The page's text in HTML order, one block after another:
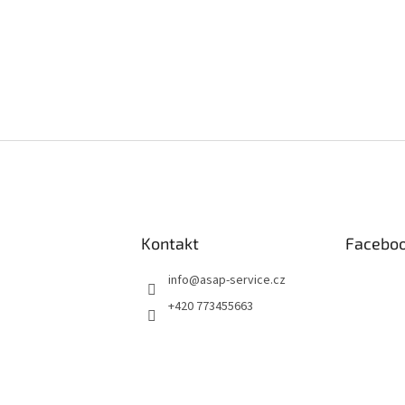
Kontakt
info@asap-service.cz
+420 773455663